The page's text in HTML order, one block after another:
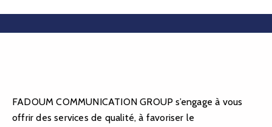
FADOUM COMMUNICATION GROUP s’engage à vous
offrir des services de qualité, à favoriser le